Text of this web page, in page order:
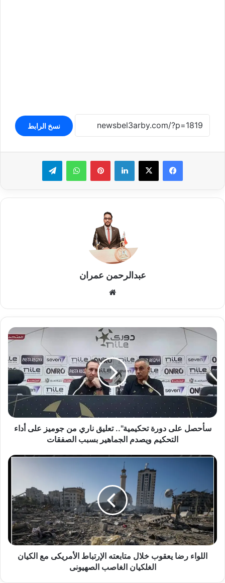
نسخ الرابط
لينكدإن بينتيريستواتساب تيلقرام
عبدالرحمن عمران
سأحصل
على
تحكيمية"..
تعليق
ناري
من
جوميز
على
أداء
الجماهير
سأحصل على دورة تحكيمية".. تعليق ناري من جوميز على أداء
التحكيم ويصدم الجماهير بسبب الصفقات
اللواء
خلال
متابعته
الإرتباط
الأمريكى
مع
الكيان
الغلكيان
اللواء رضا يعقوب خلال متابعته الإرتباط الأمريكى مع الكيان
الغلكيان الغاصب الصهيونى